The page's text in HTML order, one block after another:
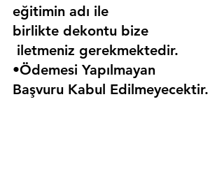
eğitimin adı ile
birlikte dekontu bize
iletmeniz gerekmektedir.
•Ödemesi Yapılmayan
Başvuru Kabul Edilmeyecektir.